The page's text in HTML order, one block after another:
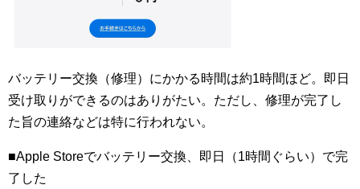
バッテリー交換（修理）にかかる時間は約1時間ほど。即日
受け取りができるのはありがたい。ただし、修理が完了し
た旨の連絡などは特に行われない。
■Apple Storeでバッテリー交換、即日（1時間ぐらい）で完
了した